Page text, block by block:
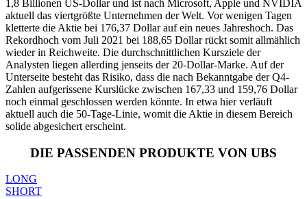
1,8 Billionen US-Dollar und ist nach Microsoft, Apple und NVIDIA
aktuell das viertgrößte Unternehmen der Welt. Vor wenigen Tagen
kletterte die Aktie bei 176,37 Dollar auf ein neues Jahreshoch. Das
Rekordhoch vom Juli 2021 bei 188,65 Dollar rückt somit allmählich
wieder in Reichweite. Die durchschnittlichen Kursziele der
Analysten liegen allerding jenseits der 20-Dollar-Marke. Auf der
Unterseite besteht das Risiko, dass die nach Bekanntgabe der Q4-
Zahlen aufgerissene Kurslücke zwischen 167,33 und 159,76 Dollar
noch einmal geschlossen werden könnte. In etwa hier verläuft
aktuell auch die 50-Tage-Linie, womit die Aktie in diesem Bereich
solide abgesichert erscheint.
DIE PASSENDEN PRODUKTE VON UBS
LONG
SHORT